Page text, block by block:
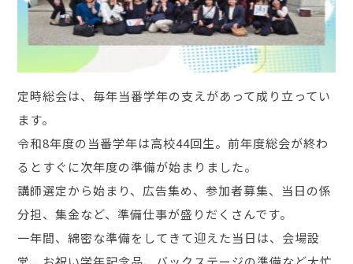
定時総会は、毎年当番学年の支えがあって成り立ってい
ます。
令和8年度の当番学年は高校44回生。前年度総会が終わ
るとすぐに次年度の準備が始まりました。
講師選定から始まり、広告集め、参加者募集、当日の係
分担、集金など、準備仕事が盛りだくさんです。
一年間、綿密な準備をしてきて迎えた当日は、会場設